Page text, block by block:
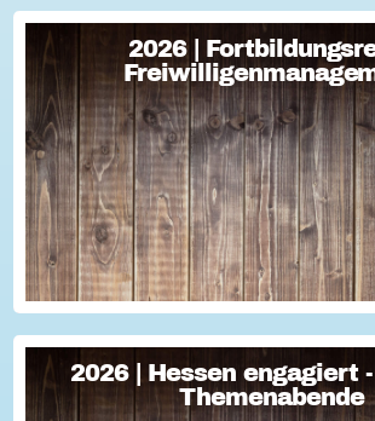
2026 |
2026 | Fortbildungsreihe
Freiwilligenmanagement
Freiwilligenmanagement Kompakt
Freiwilligenmanagement und praktische
Teil 1 Für Engagement begeistern:
Fokus Teil 2 Eine Frage der H...
2026 | Hessen engagiert
Themenabende
2026 | Hessen engagiert -
Themenabende